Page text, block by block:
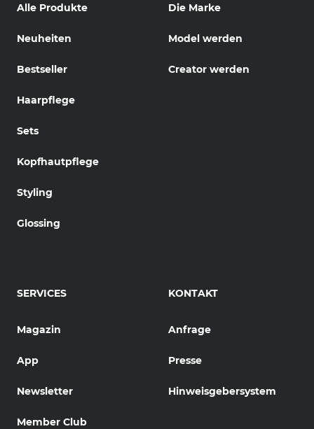
Alle Produkte
Neuheiten
Bestseller
Haarpflege
Sets
Kopfhautpflege
Styling
Glossing
Die Marke
Model werden
Creator werden
SERVICES
Magazin
App
Newsletter
Member Club
KONTAKT
Anfrage
Presse
Hinweisgebersystem